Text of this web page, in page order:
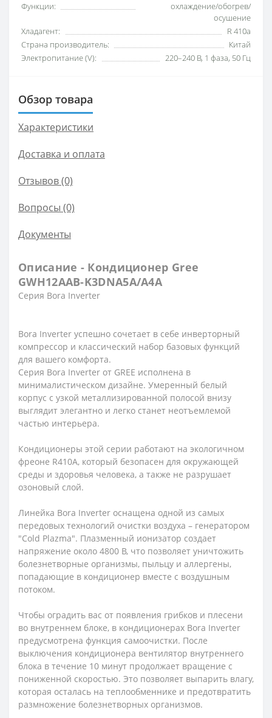
Функции:
охлаждение/обогрев/
осушение
Хладагент:
R 410a
Страна производитель:
Китай
Электропитание (V):
220–240 B, 1 фаза, 50 Гц
Обзор товара
Характеристики
Доставка и оплата
Отзывов (0)
Вопросы (0)
Документы
Описание - Кондиционер Gree
GWH12AAB-K3DNA5A/A4A
Серия Bora Inverter
Bora Inverter успешно сочетает в себе инверторный
компрессор и классический набор базовых функций
для вашего комфорта.
Серия Bora Inverter от GREE исполнена в
минималистическом дизайне. Умеренный белый
корпус с узкой металлизированной полосой внизу
выглядит элегантно и легко станет неотъемлемой
частью интерьера.
Кондиционеры этой серии работают на экологичном
фреоне R410A, который безопасен для окружающей
среды и здоровья человека, а также не разрушает
озоновый слой.
Линейка Bora Inverter оснащена одной из самых
передовых технологий очистки воздуха – генератором
"Cold Plazma". Плазменный ионизатор создает
напряжение около 4800 В, что позволяет уничтожить
болезнетворные организмы, пыльцу и аллергены,
попадающие в кондиционер вместе с воздушным
потоком.
Чтобы оградить вас от появления грибков и плесени
во внутреннем блоке, в кондиционерах Bora Inverter
предусмотрена функция самоочистки. После
выключения кондиционера вентилятор внутреннего
блока в течение 10 минут продолжает вращение с
пониженной скоростью. Это позволяет выпарить влагу,
которая осталась на теплообменнике и предотвратить
размножение болезнетворных организмов.